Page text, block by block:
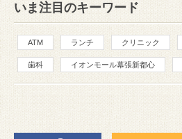
いま注目のキーワード
ATM ランチ クリニック
歯科 イオンモール幕張新都心